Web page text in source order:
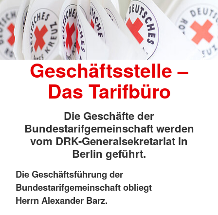
Geschäftsstelle –
Das Tarifbüro
Die Geschäfte der
Bundestarifgemeinschaft werden
vom DRK-Generalsekretariat in
Berlin geführt.
Die Geschäftsführung der
Bundestarifgemeinschaft obliegt
Herrn Alexander Barz.